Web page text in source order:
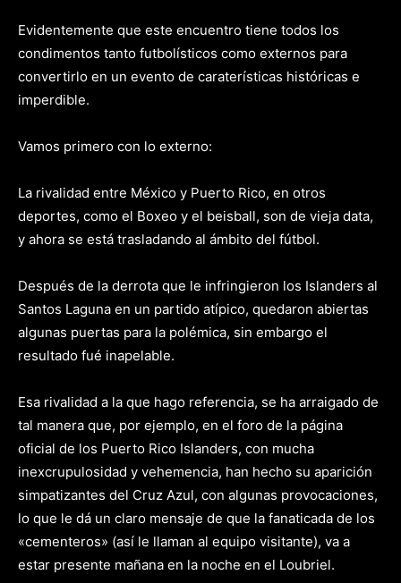
Evidentemente que este encuentro tiene todos los
condimentos tanto futbolísticos como externos para
convertirlo en un evento de caraterísticas históricas e
imperdible.
Vamos primero con lo externo:
La rivalidad entre México y Puerto Rico, en otros
deportes, como el Boxeo y el beisball, son de vieja data,
y ahora se está trasladando al ámbito del fútbol.
Después de la derrota que le infringieron los Islanders al
Santos Laguna en un partido atípico, quedaron abiertas
algunas puertas para la polémica, sin embargo el
resultado fué inapelable.
Esa rivalidad a la que hago referencia, se ha arraigado de
tal manera que, por ejemplo, en el foro de la página
oficial de los Puerto Rico Islanders, con mucha
inexcrupulosidad y vehemencia, han hecho su aparición
simpatizantes del Cruz Azul, con algunas provocaciones,
lo que le dá un claro mensaje de que la fanaticada de los
«cementeros» (así le llaman al equipo visitante), va a
estar presente mañana en la noche en el Loubriel.